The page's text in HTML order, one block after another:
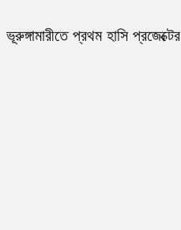
ভূরুঙ্গামারীতে প্রথম হাসি